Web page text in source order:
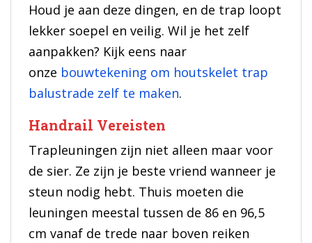
Houd je aan deze dingen, en de trap loopt
lekker soepel en veilig. Wil je het zelf
aanpakken? Kijk eens naar
onze bouwtekening om houtskelet trap
balustrade zelf te maken.
Handrail Vereisten
Trapleuningen zijn niet alleen maar voor
de sier. Ze zijn je beste vriend wanneer je
steun nodig hebt. Thuis moeten die
leuningen meestal tussen de 86 en 96,5
cm vanaf de trede naar boven reiken